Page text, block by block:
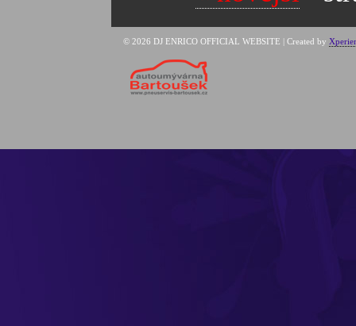
© 2026 DJ ENRICO OFFICIAL WEBSITE | Created by